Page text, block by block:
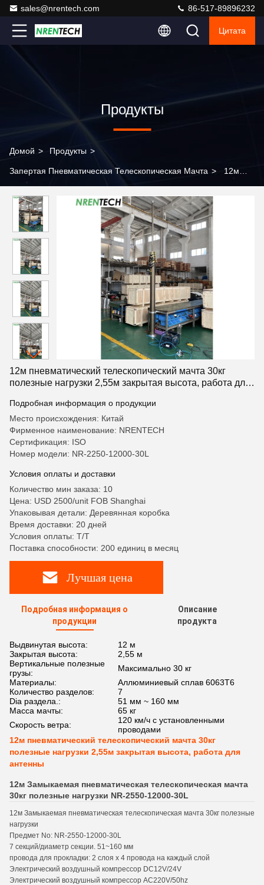
sales@nrentech.com 86-517-89896232
Цитата
Продукты
Домой > Продукты >
Запертая Пневматическая Телескопическая Мачта > 12м
нагрузки 2,55м закрытая высота, работа для антенны
12м пневматический телескопический мачта 30кг
полезные нагрузки 2,55м закрытая высота, работа для
Подробная информация о продукции
Место происхождения: Китай
Фирменное наименование: NRENTECH
Сертификация: ISO
Номер модели: NR-2250-12000-30L
Условия оплаты и доставки
Количество мин заказа: 10
Цена: USD 2500/unit FOB Shanghai
Упаковывая детали: Деревянная коробка
Время доставки: 20 дней
Условия оплаты: T/T
Поставка способности: 200 единиц в месяц
Лучшая цена
Подробная информация о
продукции
Описание
продукта
Выдвинутая высота:
12 м
Закрытая высота:
2,55 м
Вертикальные полезные
грузы:
Максимально 30 кг
Материалы:
Аллюминиевый сплав 6063T6
Количество разделов:
7
Dia раздела.:
51 мм ~ 160 мм
Масса мачты:
65 кг
Скорость ветра:
120 км/ч с установленными
проводами
12м пневматический телескопический мачта 30кг
полезные нагрузки 2,55м закрытая высота, работа для
антенны
12м Замыкаемая пневматическая телескопическая мачта
30кг полезные нагрузки NR-2550-12000-30L
12м Замыкаемая пневматическая телескопическая мачта 30кг полезные
нагрузки
Предмет No: NR-2550-12000-30L
7 секций/диаметр секции. 51~160 мм
провода для прокладки: 2 слоя х 4 провода на каждый слой
Электрический воздушный компрессор DC12V/24V
Электрический воздушный компрессор AC220V/50hz